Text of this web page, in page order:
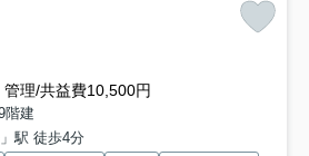
管理/共益費10,500円
階建
駅 徒歩4分